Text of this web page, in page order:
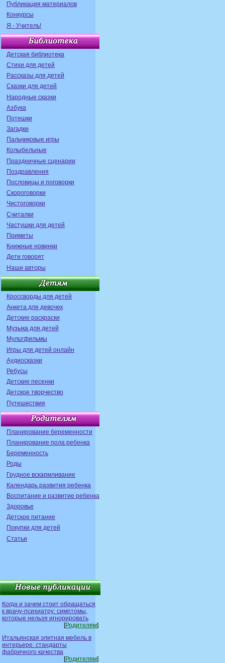
Публикация материалов
Конкурсы
Я - Учитель!
Детская библиотека
Стихи для детей
Рассказы для детей
Сказки для детей
Народные сказки
Азбука
Потешки
Загадки
Пальчиковые игры
Колыбельные
Праздничные сценарии
Поздравления
Пословицы и поговорки
Скороговорки
Чистоговорки
Считалки
Частушки для детей
Приметы
Книжные новинки
Дети говорят
Наши авторы
Кроссворды для детей
Анкета для девочек
Детские раскраски
Музыка для детей
Мультфильмы
Игры для детей онлайн
Аудиосказки
Ребусы
Детские песенки
Детское творчество
Путешествия
Планирование беременности
Планирование пола ребенка
Беременность
Роды
Грудное вскармливание
Календарь развития ребенка
Воспитание и развитие ребенка
Здоровье
Детское питание
Покупки для детей
Статьи
Когда и зачем стоит обращаться
к врачу-психиатру: симптомы,
которые нельзя игнорировать
[Родителям]
Итальянская элитная мебель в
интерьере: стандарты
фабричного качества
[Родителям]